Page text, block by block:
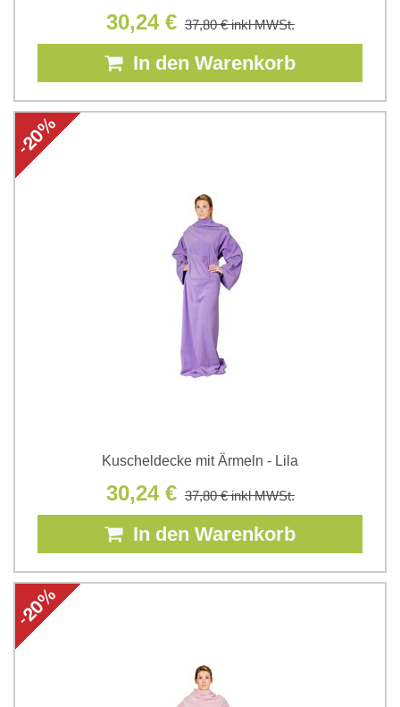
30,24 € 37,80 €inkl MWSt.
In den Warenkorb
Kuscheldecke mit Ärmeln - Lila
30,24 € 37,80 €inkl MWSt.
In den Warenkorb